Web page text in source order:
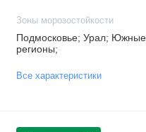
Зоны морозостойкости
Подмосковье; Урал; Южные
регионы;
Все характеристики